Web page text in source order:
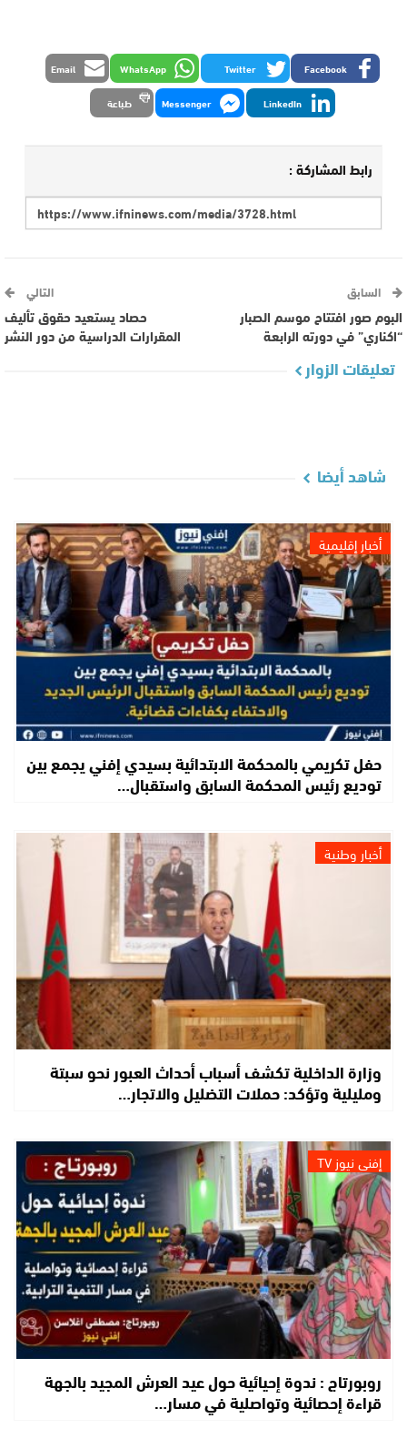
Facebook
Twitter
WhatsApp
Email
LinkedIn
Messenger طباعة
رابط المشاركة :
السابق
البوم صور افتتاح موسم الصبار
“اكناري” في دورته الرابعة
التالي
حصاد يستعيد حقوق تأليف
المقرارات الدراسية من دور النشر
تعليقات الزوار
شاهد أيضا
أخبار إقليمية
حفل تكريمي بالمحكمة الابتدائية بسيدي إفني يجمع بين
توديع رئيس المحكمة السابق واستقبال…
أخبار وطنية
وزارة الداخلية تكشف أسباب أحداث العبور نحو سبتة
ومليلية وتؤكد: حملات التضليل والاتجار…
إفني نيوز TV
روبورتاج : ندوة إحيائية حول عيد العرش المجيد بالجهة
قراءة إحصائية وتواصلية في مسار…